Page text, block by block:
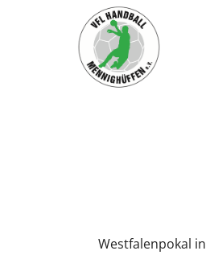
Westfalenpokal